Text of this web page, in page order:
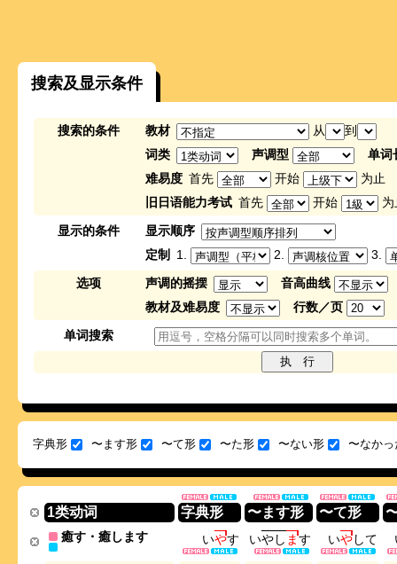
搜索及显示条件
搜索的条件 教材 从
到
词类
声调型
单词
难易度 首先 开始
为止
旧日语能力考试 首先 开始
显示的条件
显示顺序
定制
1. 2.
3.
选项
声调的摇摆
音高曲线
教材及难易度
行数／页
单词搜索
字典形 〜ます形 〜て形 〜た形 〜ない形 〜なかっ
1类动词 字典形 〜ます形 〜て形
癒す・癒します いやす いやし ます いやして